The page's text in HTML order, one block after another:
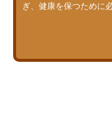
ぎ、健康を保つために